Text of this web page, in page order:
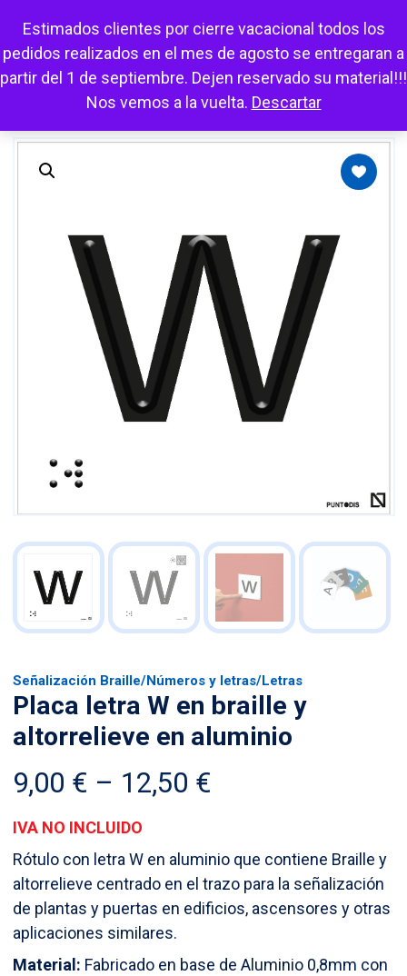
Estimados clientes por cierre vacacional todos los
pedidos realizados en el mes de agosto se entregaran a
partir del 1 de septiembre. Dejen reservado su material!!!
Nos vemos a la vuelta. Descartar
Mi cuenta Carrito Favoritos Escuchar
Señalización Braille/Números y letras/Letras
Placa letra W en braille y
altorrelieve en aluminio
9,00 € – 12,50 €
9,00 €
through
12,50 €
IVA NO INCLUIDO
Rótulo con letra W en aluminio que contiene Braille y
altorrelieve centrado en el trazo para la señalización
de plantas y puertas en edificios, ascensores y otras
aplicaciones similares.
Material: Fabricado en base de Aluminio 0,8mm con